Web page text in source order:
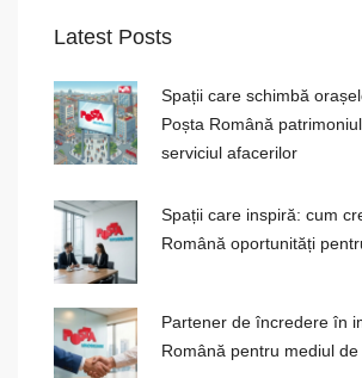
Latest Posts
Spații care schimbă
Poșta Română
serviciul afacerilor
Spații care inspiră: cum
Română oportunități
Partener de încredere în
Română pentru mediul